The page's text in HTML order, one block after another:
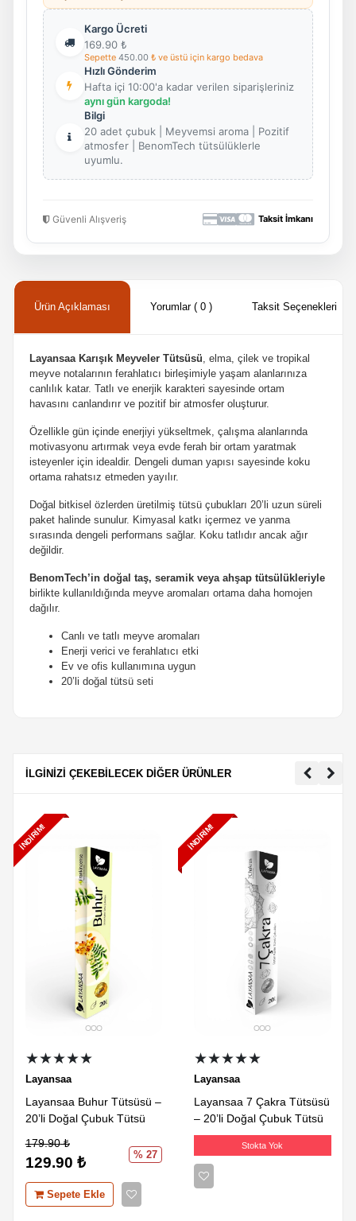
Kargo Ücreti
169.90₺
Sepette 450.00 ₺ ve üstü için kargo bedava
Hızlı Gönderim
Hafta içi 10:00'a kadar verilen siparişleriniz
aynı gün kargoda!
Bilgi
20 adet çubuk | Meyvemsi aroma | Pozitif
atmosfer | BenomTech tütsülüklerle
uyumlu.
Güvenli Alışveriş Taksit İmkanı
Ürün Açıklaması Yorumlar ( 0 ) Taksit Seçenekleri
Layansaa Karışık Meyveler Tütsüsü , elma, çilek ve tropikal
meyve notalarının ferahlatıcı birleşimiyle yaşam alanlarınıza
canlılık katar. Tatlı ve enerjik karakteri sayesinde ortam
havasını canlandırır ve pozitif bir atmosfer oluşturur.
Özellikle gün içinde enerjiyi yükseltmek, çalışma alanlarında
motivasyonu artırmak veya evde ferah bir ortam yaratmak
isteyenler için idealdir. Dengeli duman yapısı sayesinde koku
ortama rahatsız etmeden yayılır.
Doğal bitkisel özlerden üretilmiş tütsü çubukları 20’li uzun süreli
paket halinde sunulur. Kimyasal katkı içermez ve yanma
sırasında dengeli performans sağlar. Koku tatlıdır ancak ağır
değildir.
BenomTech’in doğal taş, seramik veya ahşap tütsülükleriyle
birlikte kullanıldığında meyve aromaları ortama daha homojen
dağılır.
Canlı ve tatlı meyve aromaları
Enerji verici ve ferahlatıcı etki
Ev ve ofis kullanımına uygun
20’li doğal tütsü seti
İLGİNİZİ ÇEKEBİLECEK DİĞER ÜRÜNLER
İNDIRIM!
★★★★★
Layansaa
Layansaa Buhur Tütsüsü –
20’li Doğal Çubuk Tütsü
179.90₺
129.90 ₺ % 27
Sepete Ekle
İNDIRIM!
★★★★★
Layansaa
Layansaa 7 Çakra Tütsüsü
– 20’li Doğal Çubuk Tütsü
Stokta Yok